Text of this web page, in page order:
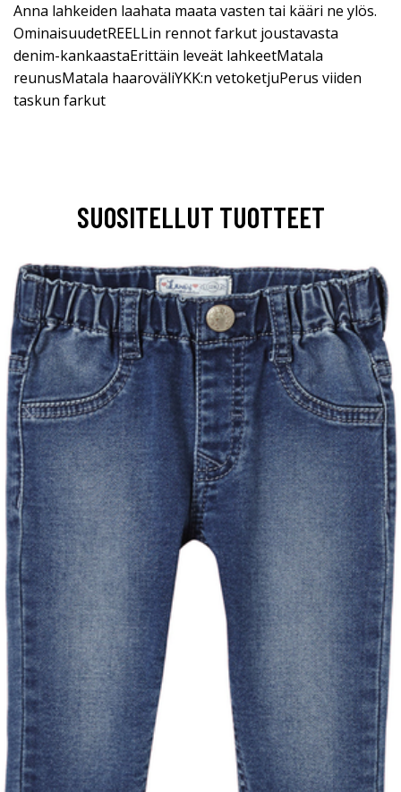
Anna lahkeiden laahata maata vasten tai kääri ne ylös.
OminaisuudetREELLin rennot farkut joustavasta
denim-kankaastaErittäin leveät lahkeetMatala
reunusMatala haaroväliYKK:n vetoketjuPerus viiden
taskun farkut
SUOSITELLUT TUOTTEET